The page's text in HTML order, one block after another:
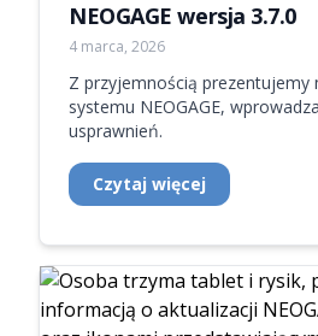
NEOGAGE wersja 3.7.0
4 marca, 2026
Z przyjemnością prezentujemy
systemu NEOGAGE,
usprawnień.
Czytaj więcej